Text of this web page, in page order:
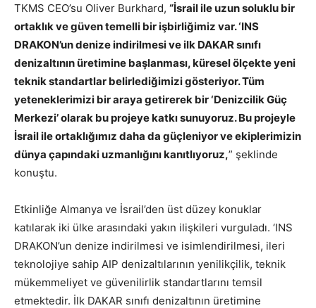
TKMS CEO’su Oliver Burkhard, “İsrail ile uzun soluklu bir
ortaklık ve güven temelli bir işbirliğimiz var. ‘INS
DRAKON’un denize indirilmesi ve ilk DAKAR sınıfı
denizaltının üretimine başlanması, küresel ölçekte yeni
teknik standartlar belirlediğimizi gösteriyor. Tüm
yeteneklerimizi bir araya getirerek bir ‘Denizcilik Güç
Merkezi’ olarak bu projeye katkı sunuyoruz. Bu projeyle
İsrail ile ortaklığımız daha da güçleniyor ve ekiplerimizin
dünya çapındaki uzmanlığını kanıtlıyoruz,” şeklinde
konuştu.
Etkinliğe Almanya ve İsrail’den üst düzey konuklar
katılarak iki ülke arasındaki yakın ilişkileri vurguladı. ‘INS
DRAKON’un denize indirilmesi ve isimlendirilmesi, ileri
teknolojiye sahip AIP denizaltılarının yenilikçilik, teknik
mükemmeliyet ve güvenilirlik standartlarını temsil
etmektedir. İlk DAKAR sınıfı denizaltının üretimine